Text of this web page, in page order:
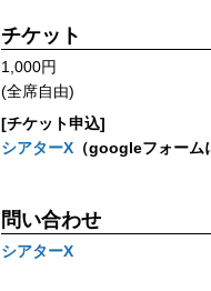
チケット
1,000円
(全席自由)
[チケット申込]
シアターΧ （googleフォーム
問い合わせ
シアターΧ